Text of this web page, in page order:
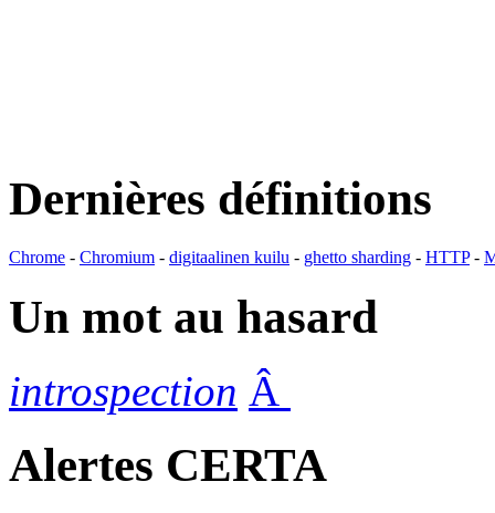
Dernières définitions
Chrome - Chromium - digitaalinen kuilu - ghetto sharding - HTTP-
Un mot au hasard
introspection Â
Alertes CERTA